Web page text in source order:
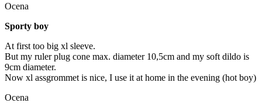
Ocena
Sporty boy
At first too big xl sleeve.
But my ruler plug cone max. diameter 10,5cm and my soft dildo is
9cm diameter.
Now xl assgrommet is nice, I use it at home in the evening (hot boy)
Ocena